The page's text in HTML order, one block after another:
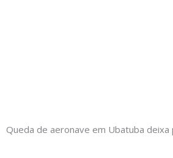
Queda de aeronave em Ubatuba